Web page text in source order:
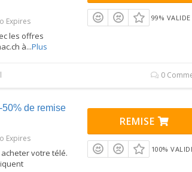
Expires
les offres
à...Plus
99% VALIDE
0
de remise
Expires
votre télé.
REMISE
100%